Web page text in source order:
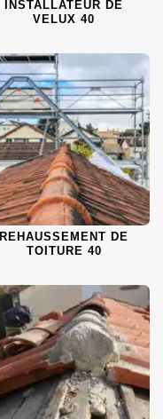
INSTALLATEUR DE
VELUX 40
REHAUSSEMENT DE
TOITURE 40